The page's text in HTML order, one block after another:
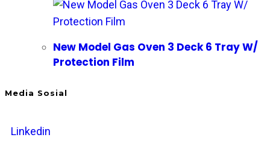
New Model Gas Oven 3 Deck 6 Tray W/
Protection Film
Media Sosial
Linkedin